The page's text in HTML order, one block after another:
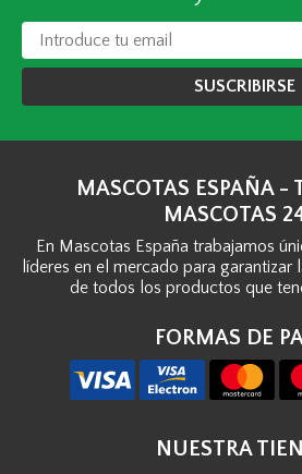
SUSCRIBIRSE
MASCOTAS ESPAÑA -
MASCOTAS
En Mascotas España trabajamos
líderes en el mercado para garantizar
de todos los productos que
FORMAS DE
NUESTRA